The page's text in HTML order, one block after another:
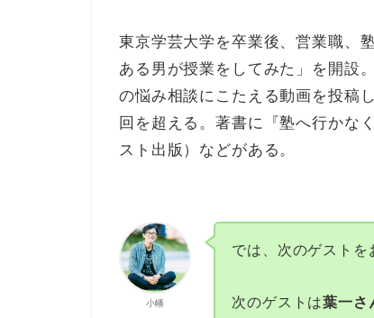
東京学芸大学を卒業後、営業職、
ある男が授業をしてみた」を開設
の悩み相談にこたえる動画を投稿
回を超える。著書に『塾へ行かな
スト出版）などがある。
小幡
では、次のゲストを
次のゲストは葉一さ